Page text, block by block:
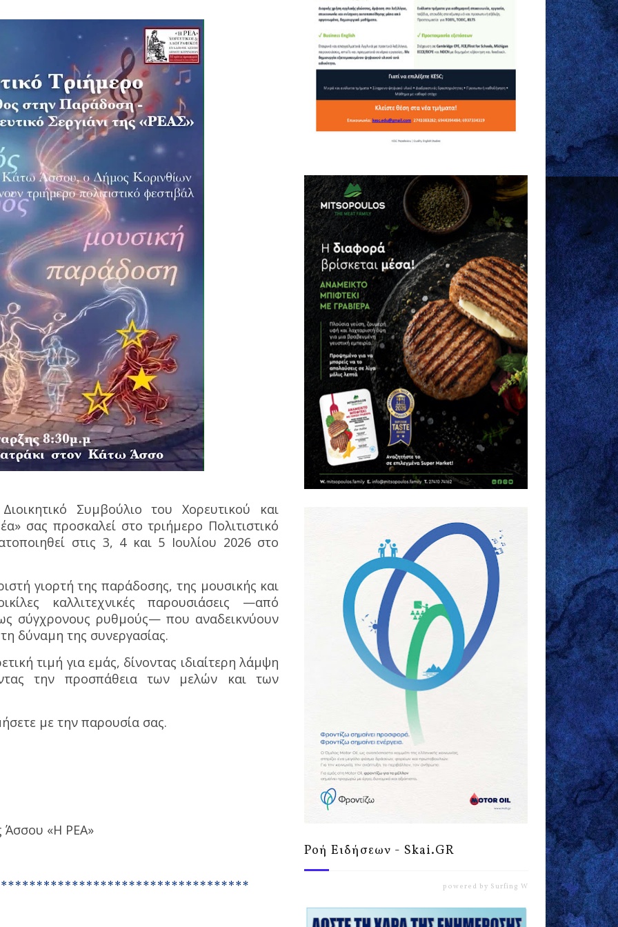
Συμβούλιο του Χορευτικού και
σας προσκαλεί στο τριήμερο Πολιτιστικό
στις 3, 4 και 5 Ιουλίου 2026 στο
γιορτή της παράδοσης, της μουσικής και
καλλιτεχνικές παρουσιάσεις —από
σύγχρονους ρυθμούς— που αναδεικνύουν
δύναμη της συνεργασίας.
τιμή για εμάς, δίνοντας ιδιαίτερη λάμψη
την προσπάθεια των μελών και των
με την παρουσία σας.
Άσσου «Η ΡΕΑ»
Ροή Ειδήσεων - Skai.GR
powered by Surfing Waves